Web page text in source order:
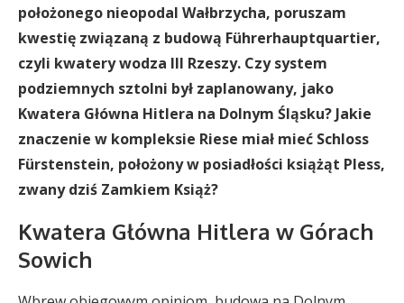
położonego nieopodal Wałbrzycha, poruszam
kwestię związaną z budową Führerhauptquartier,
czyli kwatery wodza III Rzeszy. Czy system
podziemnych sztolni był zaplanowany, jako
Kwatera Główna Hitlera na Dolnym Śląsku? Jakie
znaczenie w kompleksie Riese miał mieć Schloss
Fürstenstein, położony w posiadłości książąt Pless,
zwany dziś Zamkiem Książ?
Kwatera Główna Hitlera w Górach
Sowich